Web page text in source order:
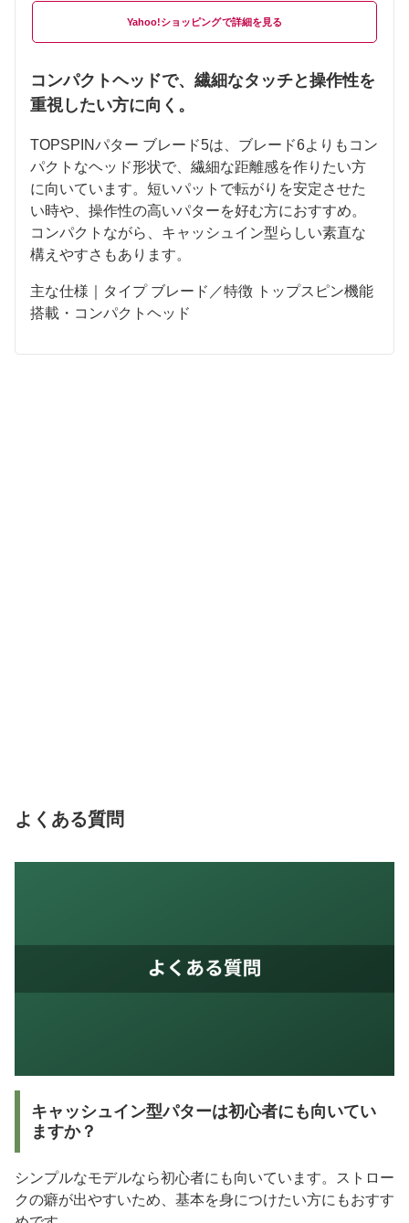
Yahoo!ショッピング
コンパクトヘッドで、繊細なタッチと操作性を
重視したい方に向く。
TOPSPINパター ブレード5は、ブレード6よりもコン
パクトなヘッド形状で、繊細な距離感を作りたい方
に向いています。短いパットで転がりを安定させた
い時や、操作性の高いパターを好む方におすすめ。
コンパクトながら、キャッシュイン型らしい素直な
構えやすさもあります。
主な仕様｜タイプ ブレード／特徴 トップスピン機能
搭載・コンパクトヘッド
よくある質問
キャッシュイン型パターは初心者にも向いてい
ますか？
シンプルなモデルなら初心者にも向いています。ストロー
クの癖が出やすいため、基本を身につけたい方にもおすす